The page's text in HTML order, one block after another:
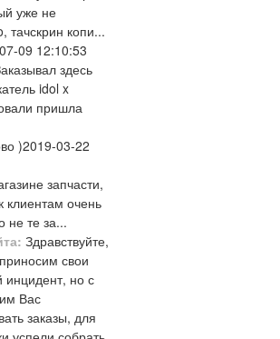
уже не
тачскрин копи...
09 12:10:53
здесь
idol x
пришла
)2019-03-22
запчасти,
клиентам очень
не те за...
Здравствуйте,
свои
инцидент, но с
Вас
заказы, для